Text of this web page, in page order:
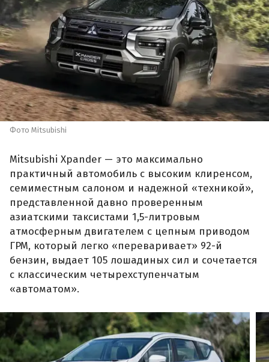
Фото Mitsubishi
Mitsubishi Xpander — это максимально
практичный автомобиль с высоким клиренсом,
семиместным салоном и надежной «техникой»,
представленной давно проверенным
азиатскими таксистами 1,5-литровым
атмосферным двигателем с цепным приводом
ГРМ, который легко «переваривает» 92-й
бензин, выдает 105 лошадиных сил и сочетается
с классическим четырехступенчатым
«автоматом».